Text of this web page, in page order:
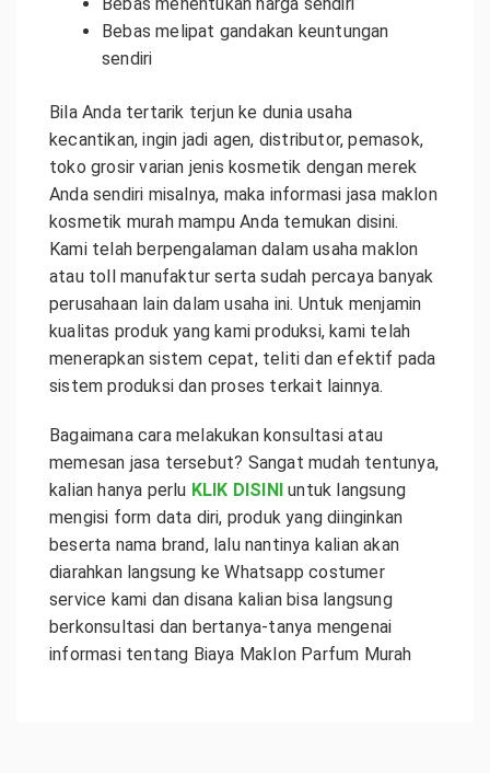
Bebas melipat gandakan keuntungan
sendiri
Bila Anda tertarik terjun ke dunia usaha
kecantikan, ingin jadi agen, distributor, pemasok,
toko grosir varian jenis kosmetik dengan merek
Anda sendiri misalnya, maka informasi jasa maklon
kosmetik murah mampu Anda temukan disini.
Kami telah berpengalaman dalam usaha maklon
atau toll manufaktur serta sudah percaya banyak
perusahaan lain dalam usaha ini. Untuk menjamin
kualitas produk yang kami produksi, kami telah
menerapkan sistem cepat, teliti dan efektif pada
sistem produksi dan proses terkait lainnya.
Bagaimana cara melakukan konsultasi atau
memesan jasa tersebut? Sangat mudah tentunya,
kalian hanya perlu KLIK DISINI untuk langsung
mengisi form data diri, produk yang diinginkan
beserta nama brand, lalu nantinya kalian akan
diarahkan langsung ke Whatsapp costumer
service kami dan disana kalian bisa langsung
berkonsultasi dan bertanya-tanya mengenai
informasi tentang Biaya Maklon Parfum Murah